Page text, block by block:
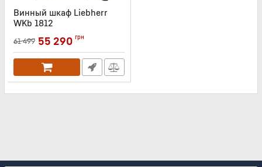
Винный шкаф Liebherr
WKb 1812
WKB1812
61 499 55 290 грн